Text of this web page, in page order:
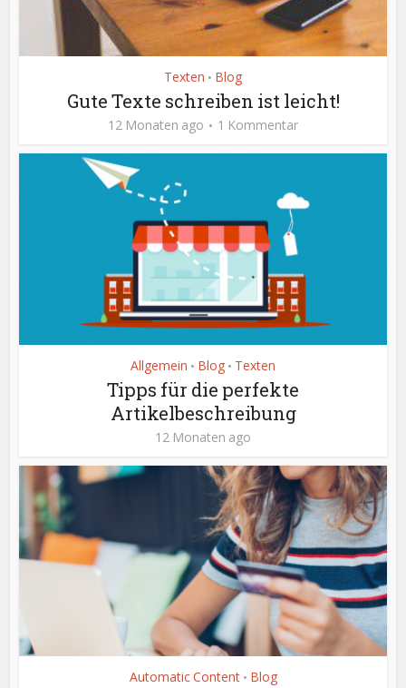
Texten • Blog
Gute Texte schreiben ist leicht!
12 Monaten ago 1 Kommentar
Allgemein • Blog • Texten
Tipps für die perfekte
Artikelbeschreibung
12 Monaten ago
Automatic Content • Blog